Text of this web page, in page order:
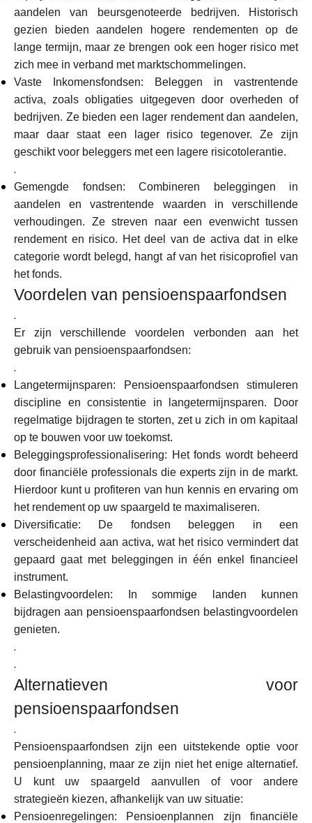
Financiering krijgen
ask@scrambleup.com
+372 712 2955
aandelen van beursgenoteerde bedrijven. Historisch
gezien bieden aandelen hogere rendementen op de
lange termijn, maar ze brengen ook een hoger risico met
zich mee in verband met marktschommelingen.
Vaste Inkomensfondsen: Beleggen in vastrentende
activa, zoals obligaties uitgegeven door overheden of
bedrijven. Ze bieden een lager rendement dan aandelen,
maar daar staat een lager risico tegenover. Ze zijn
geschikt voor beleggers met een lagere risicotolerantie.
.
Gemengde fondsen: Combineren beleggingen in
aandelen en vastrentende waarden in verschillende
verhoudingen. Ze streven naar een evenwicht tussen
rendement en risico. Het deel van de activa dat in elke
categorie wordt belegd, hangt af van het risicoprofiel van
het fonds.
Voordelen van pensioenspaarfondsen
.
Er zijn verschillende voordelen verbonden aan het
gebruik van pensioenspaarfondsen:
.
Langetermijnsparen: Pensioenspaarfondsen stimuleren
discipline en consistentie in langetermijnsparen. Door
regelmatige bijdragen te storten, zet u zich in om kapitaal
op te bouwen voor uw toekomst.
Beleggingsprofessionalisering: Het fonds wordt beheerd
door financiële professionals die experts zijn in de markt.
Hierdoor kunt u profiteren van hun kennis en ervaring om
het rendement op uw spaargeld te maximaliseren.
Diversificatie: De fondsen beleggen in een
verscheidenheid aan activa, wat het risico vermindert dat
gepaard gaat met beleggingen in één enkel financieel
instrument.
Belastingvoordelen: In sommige landen kunnen
bijdragen aan pensioenspaarfondsen belastingvoordelen
genieten.
.
.
Alternatieven voor
pensioenspaarfondsen
.
Pensioenspaarfondsen zijn een uitstekende optie voor
pensioenplanning, maar ze zijn niet het enige alternatief.
U kunt uw spaargeld aanvullen of voor andere
strategieën kiezen, afhankelijk van uw situatie:
Pensioenregelingen: Pensioenplannen zijn financiële